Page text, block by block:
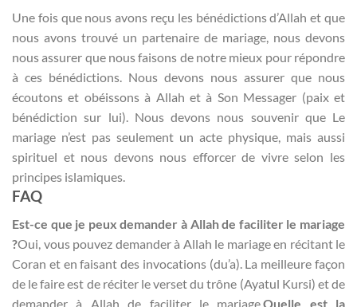
Une fois que nous avons reçu les bénédictions d’Allah et que
nous avons trouvé un partenaire de mariage, nous devons
nous assurer que nous faisons de notre mieux pour répondre
à ces bénédictions. Nous devons nous assurer que nous
écoutons et obéissons à Allah et à Son Messager (paix et
bénédiction sur lui). Nous devons nous souvenir que Le
mariage n’est pas seulement un acte physique, mais aussi
spirituel et nous devons nous efforcer de vivre selon les
principes islamiques.
FAQ
Est-ce que je peux demander à Allah de faciliter le mariage
?Oui, vous pouvez demander à Allah le mariage en récitant le
Coran et en faisant des invocations (du’a). La meilleure façon
de le faire est de réciter le verset du trône (Ayatul Kursi) et de
demander à Allah de faciliter le mariage.Quelle est la